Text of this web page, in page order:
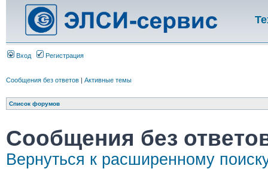
Вход Регистрация
Сообщения без ответов | Активные темы
Список форумов
Сообщения без
Вернуться к расширенному